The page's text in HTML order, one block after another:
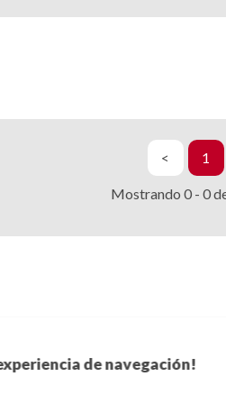
de navegación!
< 1
Mostrando0 -0
boletín